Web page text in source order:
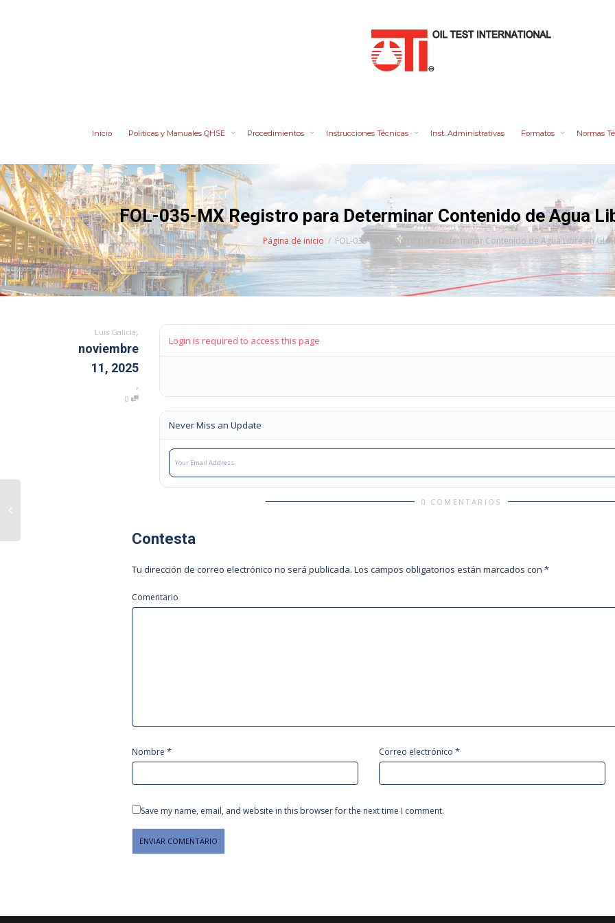
Inicio Politicas y Manuales QHSE Procedimientos Instrucciones Técnicas Inst. Administrativas Formatos Normas
FOL-035-MX Registro para Determinar Contenido de Agua
Página de inicio FOL-035-MX Registro para Determinar Contenido de Agua Libre en GLP
Luis Galicia,
noviembre
11, 2025
,
0
Login is required to access this page
Never Miss an Update
0 COMENTARIOS
Contesta
Tu dirección de correo electrónico no será publicada. Los campos obligatorios están marcados con *
Comentario
Nombre * Correo electrónico *
Save my name, email, and website in this browser for the next time I comment.